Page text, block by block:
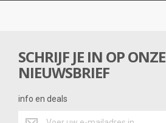
SCHRIJF JE IN OP ONZE
NIEUWSBRIEF
info en deals
info